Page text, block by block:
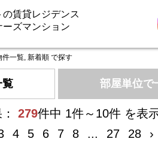
の賃貸レジデンス
ーズマンション
件一覧, 新着順 で探す
覧 部屋単位で
279件中 1件～10件 を表
4 5 6 7 8 ... 27 28 ›